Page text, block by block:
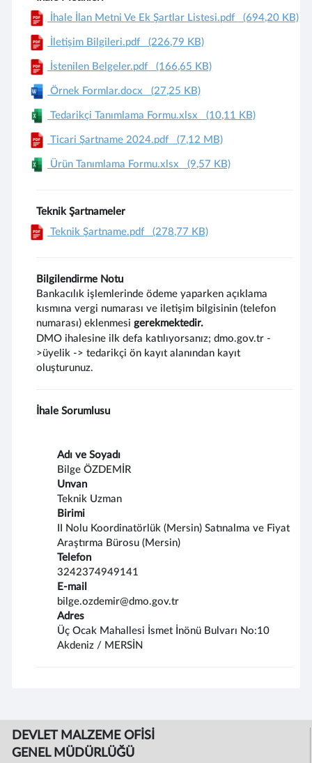
İhale İlan Metni Ve Ek Şartlar Listesi.pdf
(694,20 KB)
İletişim Bilgileri.pdf (226,79 KB)
İstenilen Belgeler.pdf (166,65 KB)
Örnek Formlar.docx (27,25 KB)
Tedarikçi Tanımlama Formu.xlsx (10,11 KB)
Ticari Şartname 2024.pdf (7,12 MB)
Ürün Tanımlama Formu.xlsx (9,57 KB)
Teknik Şartnameler
Teknik Şartname.pdf
(278,77 KB)
Bilgilendirme Notu
Bankacılık işlemlerinde ödeme yaparken açıklama
kısmına vergi numarası ve iletişim bilgisinin (telefon
numarası) eklenmesigerekmektedir.
DMO ihalesine ilk defa katılıyorsanız; dmo.gov.tr -
>üyelik -> tedarikçi ön kayıt alanından kayıt
oluşturunuz.
İhale Sorumlusu
Adı ve Soyadı
Bilge ÖZDEMİR
Unvan
Teknik Uzman
Birimi
II Nolu Koordinatörlük (Mersin) Satınalma ve Fiyat
Araştırma Bürosu (Mersin)
Telefon
3242374949141
E-mail
bilge.ozdemir@dmo.gov.tr
Adres
Üç Ocak Mahallesi İsmet İnönü Bulvarı No:10
Akdeniz / MERSİN
DEVLET MALZEME OFİSİ
GENEL MÜDÜRLÜĞÜ